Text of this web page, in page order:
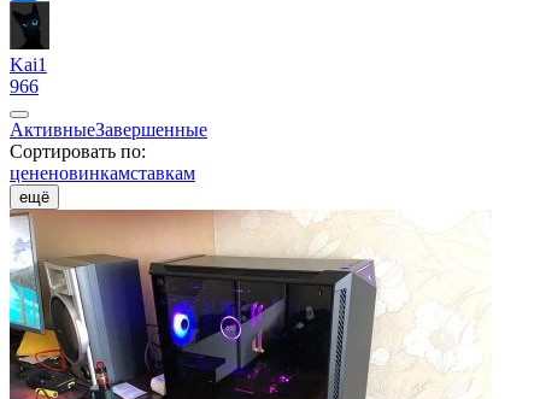
Kai1
966
АктивныеЗавершенные
Сортировать по:
цененовинкамставкам
ещё